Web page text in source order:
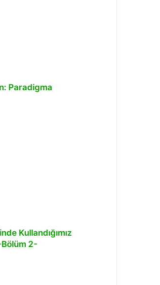
Paradigma
Kullandığımız
2-